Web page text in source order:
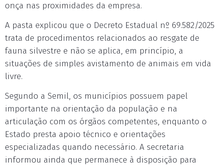
onça nas proximidades da empresa.
A pasta explicou que o Decreto Estadual nº 69.582/2025
trata de procedimentos relacionados ao resgate de
fauna silvestre e não se aplica, em princípio, a
situações de simples avistamento de animais em vida
livre.
Segundo a Semil, os municípios possuem papel
importante na orientação da população e na
articulação com os órgãos competentes, enquanto o
Estado presta apoio técnico e orientações
especializadas quando necessário. A secretaria
informou ainda que permanece à disposição para